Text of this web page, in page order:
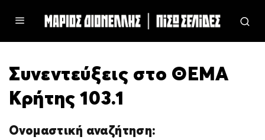
Συνεντεύξεις στο ΘΕΜΑ
Κρήτης 103.1
Ονομαστική αναζήτηση: